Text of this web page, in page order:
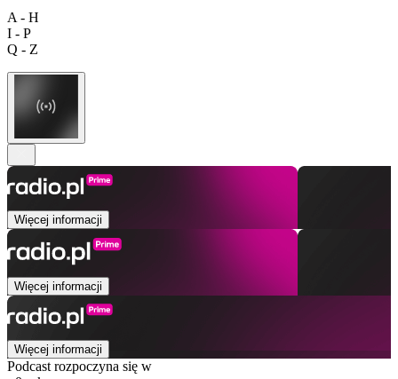
A - H
I - P
Q - Z
Więcej informacji
Więcej informacji
Więcej informacji
Podcast rozpoczyna się w